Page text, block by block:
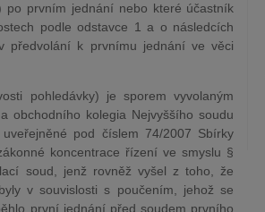
po prvním jednání nebo které účastník
podle odstavce 1 a o následcích
předvolání k prvnímu jednání ve věci
pohledávky) je sporem vyvolaným
obchodního kolegia Nejvyššího soudu
pod číslem 74/2007 Sbírky
koncentrace řízení ve smyslu §
soud, jenž rovněž vyšel z toho, že
v souvislosti s poučením, jehož se
první jednání před soudem prvního